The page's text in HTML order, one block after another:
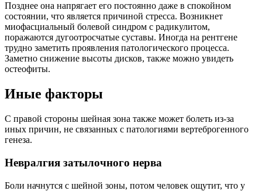
Позднее она напрягает его постоянно даже в спокойном
состоянии, что является причиной стресса. Возникнет
миофасциальный болевой синдром с радикулитом,
поражаются дугоотросчатые суставы. Иногда на рентгене
трудно заметить проявления патологического процесса.
Заметно снижение высоты дисков, также можно увидеть
остеофиты.
Иные факторы
С правой стороны шейная зона также может болеть из-за
иных причин, не связанных с патологиями вертеброгенного
генеза.
Невралгия затылочного нерва
Боли начнутся с шейной зоны, потом человек ощутит, что у